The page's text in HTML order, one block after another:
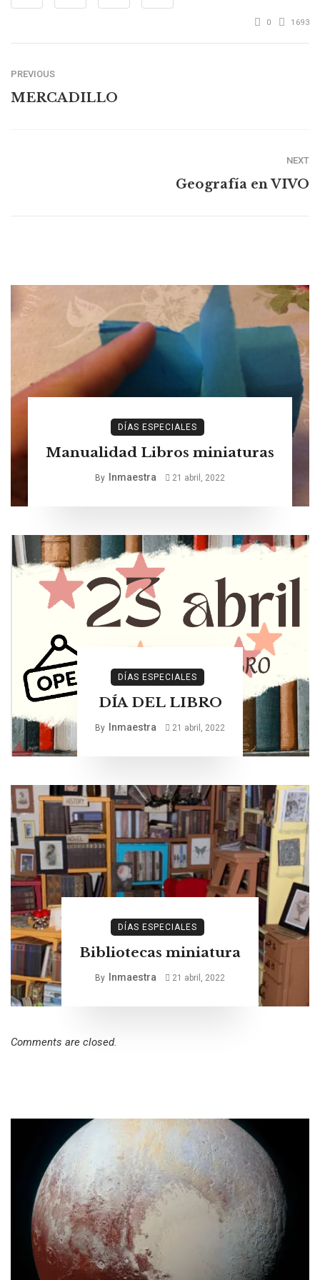
0 1693
PREVIOUS
MERCADILLO
NEXT
Geografía en VIVO
DÍAS ESPECIALES
Manualidad Libros miniaturas
By Inmaestra 21 abril, 2022
DÍAS ESPECIALES
DÍA DEL LIBRO
By Inmaestra 21 abril, 2022
DÍAS ESPECIALES
Bibliotecas miniatura
By Inmaestra 21 abril, 2022
Comments are closed.